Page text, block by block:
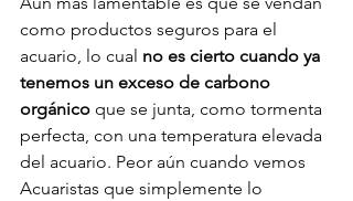
como productos seguros para el
acuario, lo cual no es cierto cuando ya
tenemos un exceso de carbono
orgánico que se junta, como tormenta
perfecta, con una temperatura elevada
del acuario. Peor aún cuando vemos
Acuaristas que simplemente lo